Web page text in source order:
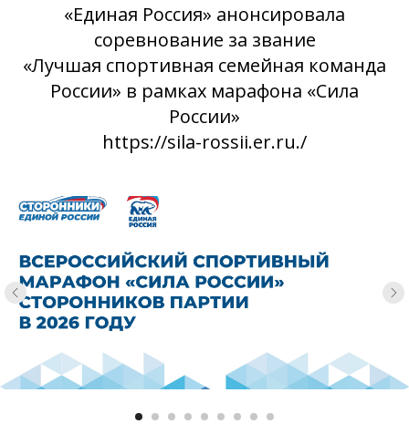
«Единая Россия» анонсировала
соревнование за звание
«Лучшая спортивная семейная команда
России» в рамках марафона «Сила
России»
https://sila-rossii.er.ru./